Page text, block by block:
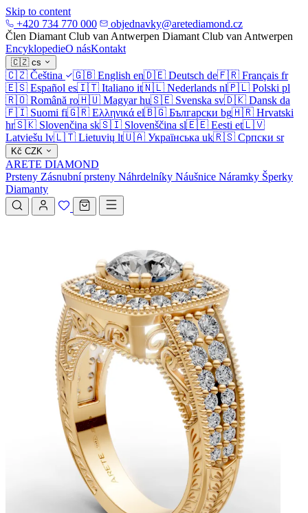
Skip to content
+420 734 770 000
objednavky@aretediamond.cz
Člen Diamant Club van Antwerpen Diamant Club van Antwerpen
EncyklopedieO násKontakt
🇨🇿 cs
🇨🇿 Čeština 🇬🇧 English en🇩🇪 Deutsch de🇫🇷 Français fr
🇪🇸 Español es🇮🇹 Italiano it🇳🇱 Nederlands nl🇵🇱 Polski pl
🇷🇴 Română ro🇭🇺 Magyar hu🇸🇪 Svenska sv🇩🇰 Dansk da
🇫🇮 Suomi fi🇬🇷 Ελληνικά el🇧🇬 Български bg🇭🇷 Hrvatski
hr🇸🇰 Slovenčina sk🇸🇮 Slovenščina sl🇪🇪 Eesti et🇱🇻
Latviešu lv🇱🇹 Lietuvių lt🇺🇦 Українська uk🇷🇸 Српски sr
Kč CZK
ARETE DIAMOND
Prsteny Zásnubní prsteny Náhrdelníky Náušnice Náramky Šperky
Diamanty